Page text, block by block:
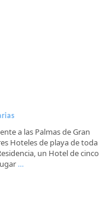
a las Palmas de Gran
Hoteles de playa de toda
un Hotel de cinco
…